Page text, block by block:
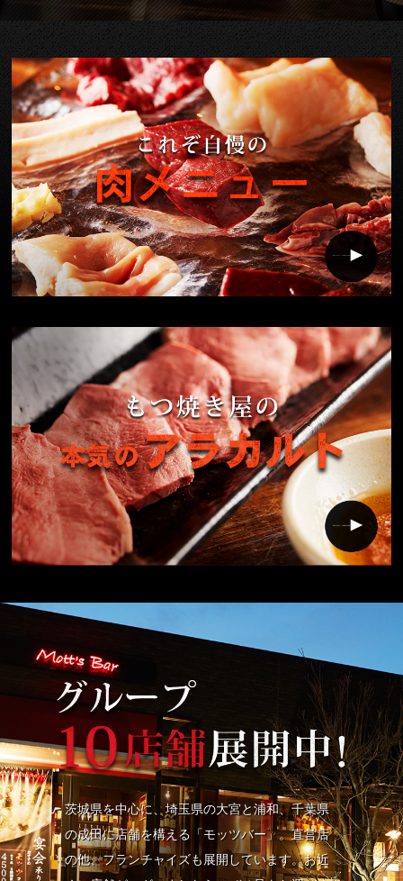
茨城県を中心に、埼玉県の大宮と浦和、千葉県
の成田に店舗を構える「モッツバー」。直営店
の他、フランチャイズも展開しています。お近